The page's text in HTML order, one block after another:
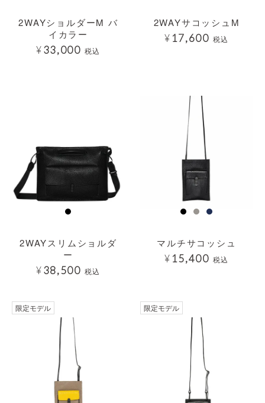
2WAYショルダーM バ
イカラー
¥33,000 税込
2WAYサコッシュM
¥ 17,600 税込
2WAYスリムショルダ
ー
¥38,500 税込
マルチサコッシュ
¥ 15,400 税込
限定モデル 限定モデル